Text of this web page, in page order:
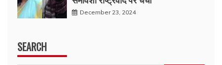
December 23, 2024
SEARCH